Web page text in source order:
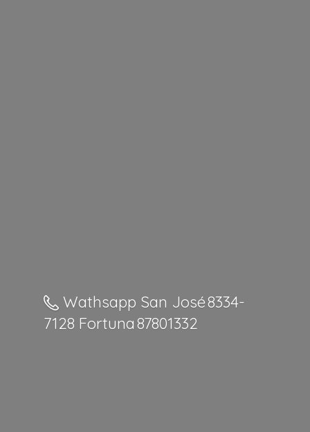
Wathsapp San José 8334-
7128 Fortuna 87801332